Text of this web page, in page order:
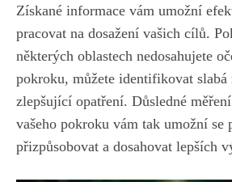
Získané informace vám umožní
pracovat na dosažení vašich cílů.
některých oblastech nedosahujete​
pokroku, můžete identifikovat
zlepšující opatření. Důsledné měření
vašeho pokroku vám tak umožní se⁤
přizpůsobovat a dosahovat lepších